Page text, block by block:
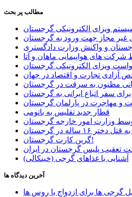
مطالب پر بحث
ویزای الکترونیکی گرجستان
غیر مجاز جهت ورود به گرجستان
و واکنش وزارت دادگستری
های هواپیمایی ماهان و آتا
ویزای الکترونیکی گرجستان
آزادی تجارت و اقتصاد در جهان
مظنون به سرقت در گرجستان
سفر اتباع ایرانی به گرجستان
و مهاجرت در پارلمان گرجستان
قطار جدید تفلیس به باتومی
وزارت امور خارجه گرجستان
ساله در گرجستان
گرین کارت گرجستان!
تعقیب پلیس گرجستان در ایران
آشنایی با غذاهای گرجی (خینکالی)
آخرین دیدگاه ها
گرجی ها برای ازدواج با روس ها